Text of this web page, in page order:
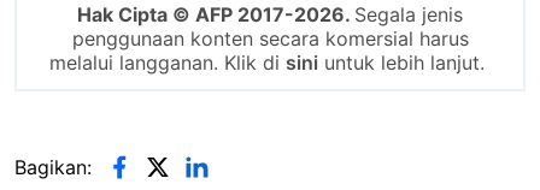
Hak Cipta © AFP 2017-2026. Segala jenis
penggunaan konten secara komersial harus
melalui langganan. Klik di sini untuk lebih lanjut.
Bagikan: